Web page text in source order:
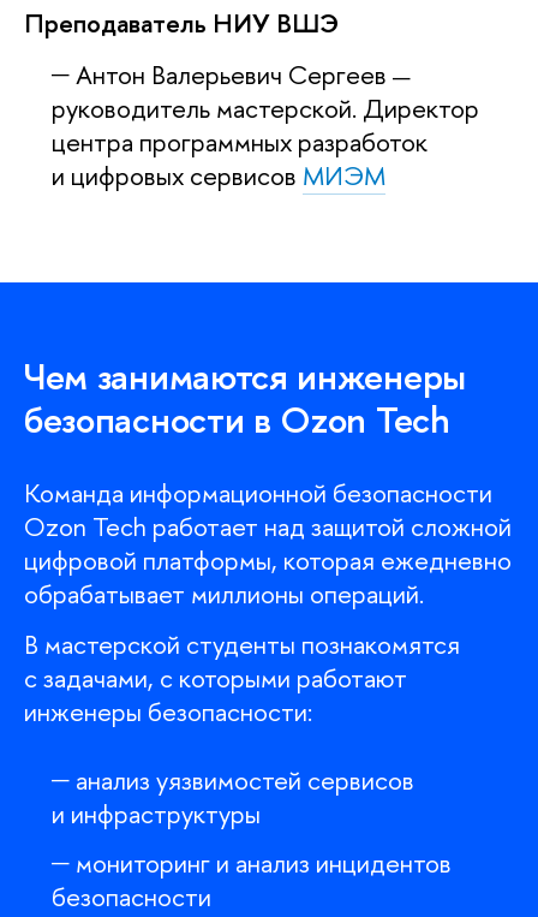
Преподаватель НИУ ВШЭ
Антон Валерьевич Сергее —
руководитель мастерской. Директор
центра программных разработок
и цифровых сервисо МИЭМ
Чем занимаются инженеры
езопасности в Ozon Tech
Команда информационной безопасности
Ozon Tech работает над защитой сложной
цифровой платформы, которая ежедневно
обрабатывает миллионы операций.
мастерской студенты познакомятся
с задачами, с которыми работают
инженеры безопасности:
анализ уязвимостей сервисо
и инфраструктуры
мониторинг и анализ инциденто
езопасности